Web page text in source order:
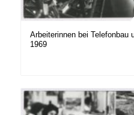
Arbeiterinnen bei Telefonbau
1969